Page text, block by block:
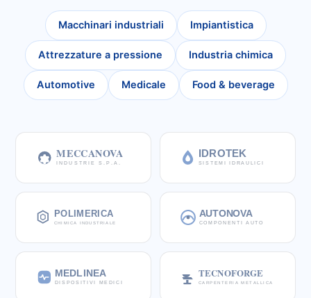
Macchinari industriali Impiantistica
Attrezzature a pressione Industria chimica
Automotive Medicale Food & beverage
MECCANOVA
INDUSTRIE S.P.A.
IDROTEK
SISTEMI IDRAULICI
POLIMERICA
CHIMICA INDUSTRIALE
AUTONOVA
COMPONENTI AUTO
MEDLINEA
DISPOSITIVI MEDICI
TECNOFORGE
CARPENTERIA METALLICA